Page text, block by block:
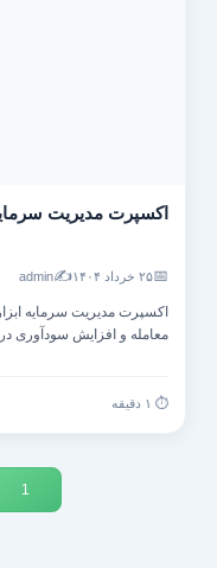
اکسپرت مدیریت سرمایه
۲۵ خرداد ۱۴۰۴ ✍️
admin
اکسپرت مدیریت سرمایه
معامله و افزایش سودآوری در